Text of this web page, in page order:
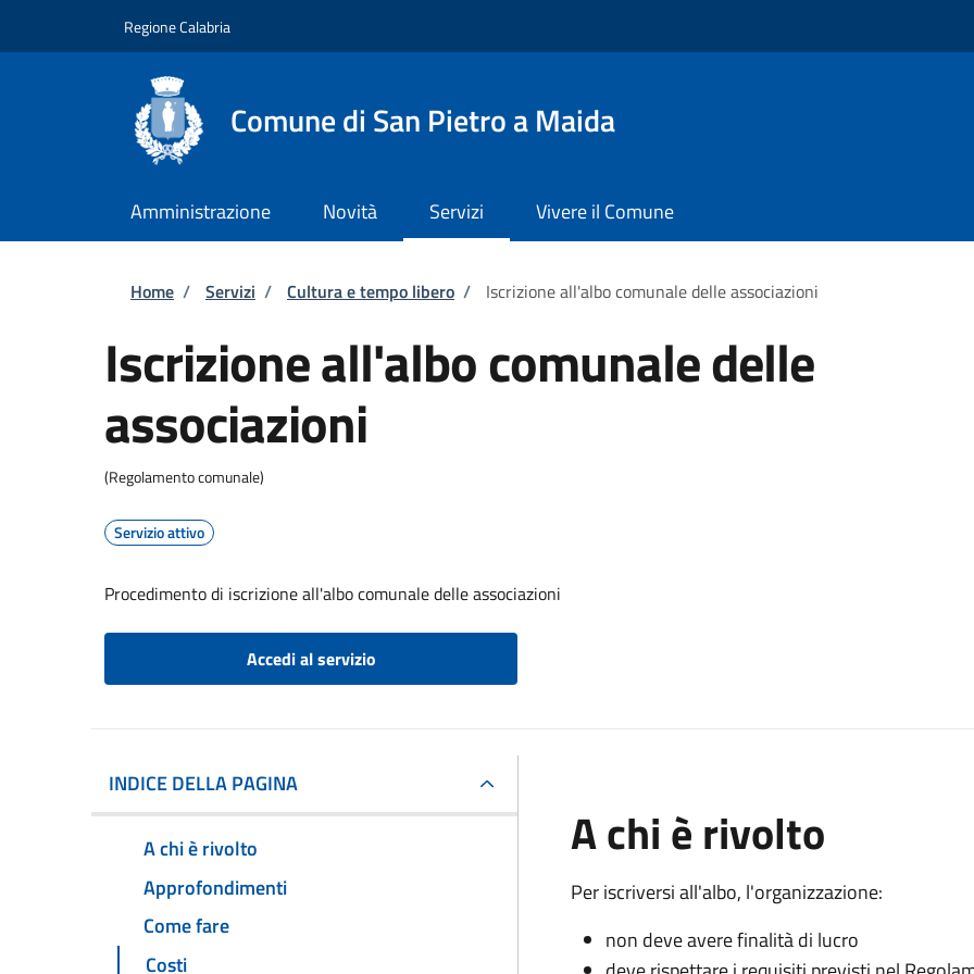
Regione Calabria
Comune di San Pietro a Maida
Amministrazione Novità Servizi Vivere il Comune
Briciole di pane
Home / Servizi / Cultura e tempo libero / Iscrizione all'albo comunale delle associazioni
Iscrizione all'albo comunale delle
associazioni
(Regolamento comunale)
Servizio attivo
Procedimento di iscrizione all'albo comunale delle associazioni
Accedi al servizio
INDICE DELLA PAGINA
A chi è rivolto
Approfondimenti
Come fare
Costi
A chi è rivolto
Per iscriversi all'albo, l'organizzazione:
non deve avere finalità di lucro